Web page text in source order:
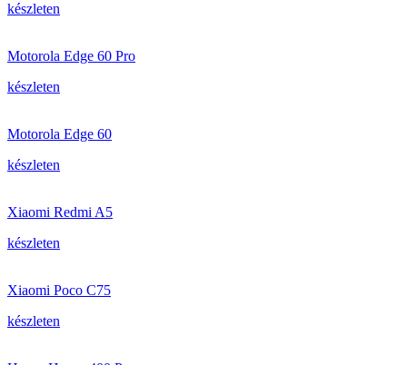
készleten
Motorola Edge 60 Pro
készleten
Motorola Edge 60
készleten
Xiaomi Redmi A5
készleten
Xiaomi Poco C75
készleten